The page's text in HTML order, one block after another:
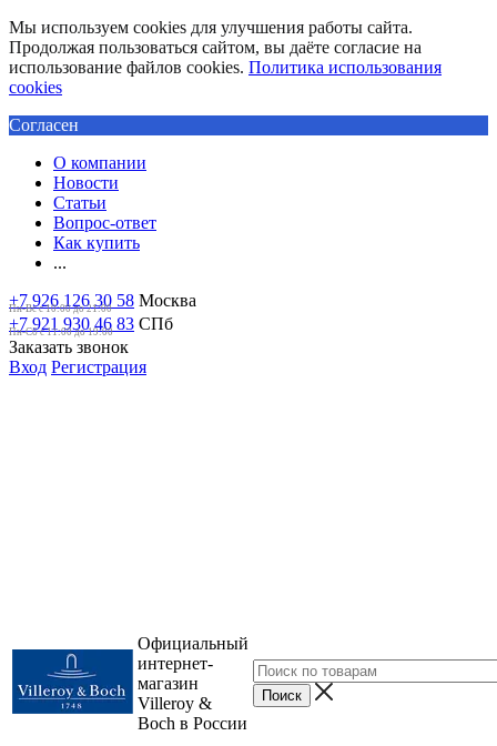
Мы используем cookies для улучшения работы сайта.
Продолжая пользоваться сайтом, вы даёте согласие на
использование файлов cookies. Политика использования
cookies
Согласен
О компании
Новости
Статьи
Вопрос-ответ
Как купить
...
+7 926 126 30 58 Москва
Пн-Вс с 10:00 до 21:00
+7 921 930 46 83 СПб
Пн-Сб c 11:00 до 19:00
Заказать звонок
Вход Регистрация
Официальный
интернет-
магазин
Villeroy &
Boch в России